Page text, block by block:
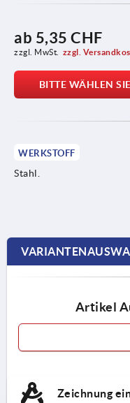
ab 5,35 CHF
zzgl. MwSt. zzgl.
BITTE WÄHLEN
WERKSTOFF
Stahl.
Artikel
Zeichnung